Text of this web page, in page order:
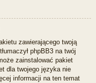
zawierającego twoją
phpBB3 na twój
zainstalować pakiet
dla twojego języka nie
informacji na ten temat